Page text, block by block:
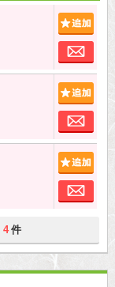
お
お
お
4 件